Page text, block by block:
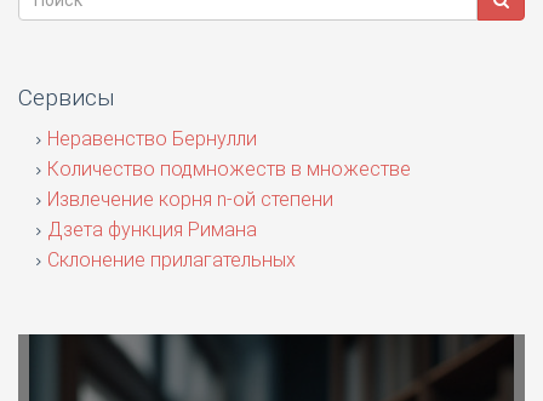
Сервисы
Неравенство Бернулли
Количество подмножеств в множестве
Извлечение корня n-ой степени
Дзета функция Римана
Склонение прилагательных